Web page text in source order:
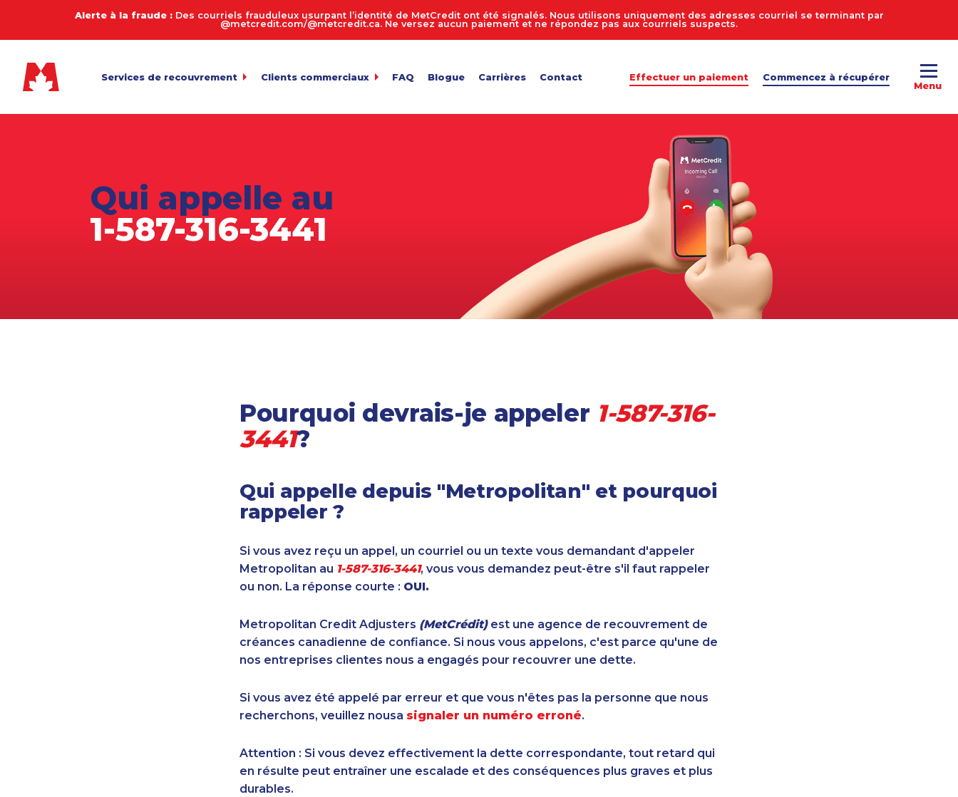
Alerte à la fraude : Des courriels frauduleux usurpant l’identité de MetCredit ont été signalés. Nous utilisons uniquement des adresses courriel se terminant par
@metcredit.com/@metcredit.ca. Ne versez aucun paiement et ne répondez pas aux courriels suspects.
Services de recouvrement
Agriculture
Arriérés en automobile
Biens de succession et décès
Locataire-propriétaire
Clients commerciaux
Transfert de fichiers
Téléversements en vrac
Payez votre facture
Politique de confidentialité
FAQ Blogue Carrières Contact Effectuer un paiement Commencez à récupérer
Qui appelle au
1-587-316-3441
Pourquoi devrais-je appeler 1-587-316-
3441?
Qui appelle depuis "Metropolitan" et pourquoi
rappeler ?
Si vous avez reçu un appel, un courriel ou un texte vous demandant d'appeler
Metropolitan au 1-587-316-3441, vous vous demandez peut-être s'il faut rappeler
ou non. La réponse courte : OUI.
Metropolitan Credit Adjusters (MetCrédit)est une agence de recouvrement de
créances canadienne de confiance. Si nous vous appelons, c'est parce qu'une de
nos entreprises clientes nous a engagés pour recouvrer une dette.
Si vous avez été appelé par erreur et que vous n'êtes pas la personne que nous
recherchons, veuillez nousa signaler un numéro erroné.
Attention : Si vous devez effectivement la dette correspondante, tout retard qui
en résulte peut entraîner une escalade et des conséquences plus graves et plus
durables.